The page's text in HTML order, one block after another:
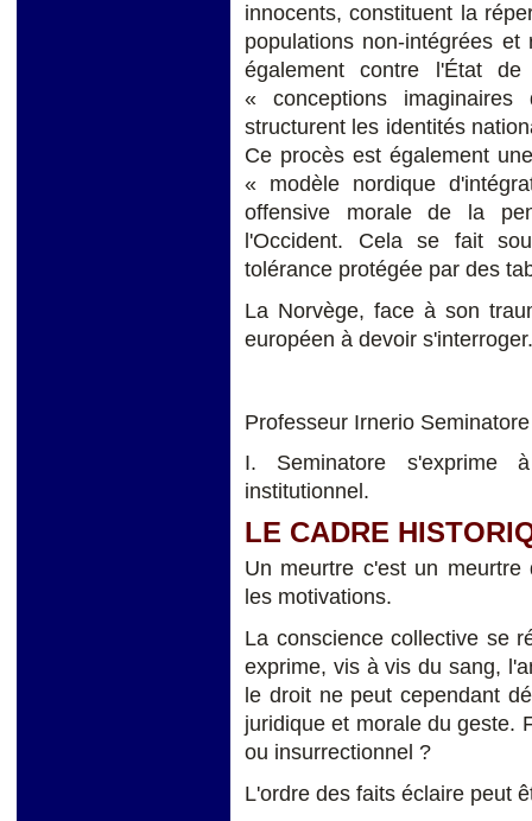
innocents, constituent la
populations non-intégrées
également contre l'État
« conceptions
structurent les identités
Ce procès est également
« modèle nordique
offensive morale de la
l'Occident. Cela se fait
tolérance protégée par des
La Norvège, face à son
européen à devoir s'interroger.
Professeur Irnerio Seminatore
I. Seminatore s'exprime
institutionnel.
LE CADRE
Un meurtre c'est un
les motivations.
La conscience collective se
exprime, vis à vis du sang,
le droit ne peut cependant
juridique et morale du geste.
ou insurrectionnel ?
L'ordre des faits éclaire peut